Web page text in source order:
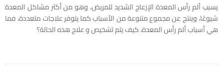
يسبب ألم رأس المعدة الإزعاج الشديد للمريض، وهو من أكثر مشاكل المعدة
شيوعًا، وينتج عن مجموع متنوعة من الأسباب كما يتوفر علاجات متعددة، فما
هي أسباب ألم رأس المعدة، كيف يتم تشخيص و علاج هذه الحالة؟